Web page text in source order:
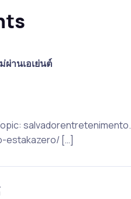
ผ่านเอเย่นต์
estakazero/ […]